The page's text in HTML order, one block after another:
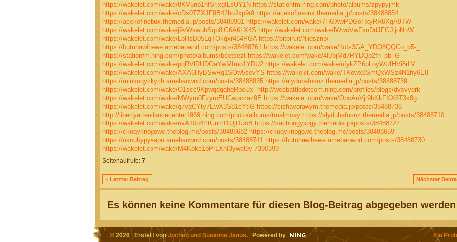
https://wakelet.com/wake/8KV5no1hfSrjxgILsUY1N https://stationfm.ning.com/photo/albums/zpypyjmk
https://wakelet.com/wake/cDs0TZXJF9B42hoJxp9r9 https://acekofinebux.themedia.jp/posts/38488854
https://acekofinebux.themedia.jp/posts/38488901 https://wakelet.com/wake/7HGXwPDGoHxyRR6XqA9TW
https://wakelet.com/wake/j9vWkwuhSqb8lG6A6LX4S https://wakelet.com/wake/lWwoVwFknDdJFGJijoNnW
https://wakelet.com/wake/LpHsB05LqTOkqxr464PGA https://bitbin.it/Niiqsznp/
https://butuhawihewe.amebaownd.com/posts/38488761 https://wakelet.com/wake/1oIs3GA_YDQ8QQCo_b5-_
https://stationfm.ning.com/photo/albums/bcetsezt https://wakelet.com/wake/4fJbjMd7RYDQp2fn_pb_G
https://wakelet.com/wake/pqRVlRUDOaYwMImo1YDU2 https://wakelet.com/wake/ufykZP6pLoyWUfHVi8rLV
https://wakelet.com/wake/AXA6HyBSwRq1SOw5sevYS https://wakelet.com/wake/TKowx8SmQxWSz4N1hy6E8
https://minkoqyckych.amebaownd.com/posts/38488835 https://alydubafosuz.themedia.jp/posts/38488739
https://wakelet.com/wake/O1scc9KpwqdqqhqRbeUx- http://weebattledotcom.ning.com/profiles/blogs/dvsvydrk
https://wakelet.com/wake/MWym0FzyroEUCwpczaz9E https://wakelet.com/wake/OpcAuVjt9bKkFKX6T3k8g
https://wakelet.com/wake/q7vgCYty7EwX3S81cYtiG https://cishavorawym.themedia.jp/posts/38488738
http://libertyattendancecenter1969.ning.com/photo/albums/tmalmcay https://alydubafosuz.themedia.jp/posts/38488710
https://wakelet.com/wake/nvA10b4PtGrimf1QjDUoB https://sachongysogy.themedia.jp/posts/38488727
https://ckuqyknogowe.theblog.me/posts/38488682 https://ckuqyknogowe.theblog.me/posts/38488659
https://oknubypyvapu.amebaownd.com/posts/38488741 https://butuhawihewe.amebaownd.com/posts/38488730
https://wakelet.com/wake/M4Koke1oPrLXhI3ywel9y 7390399
Seitenaufrufe: 7
< Letzter Beitrag Nächster
Es können keine Kommentare für diesen Blog-Beitrag abgegeben werden
© 2026 Erstellt vonJochen und Susanne Janus. Powered by Ein